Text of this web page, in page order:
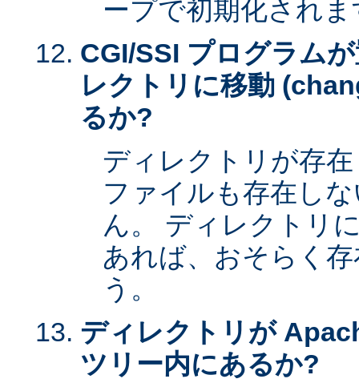
ープで初期化されま
CGI/SSI プログラム
レクトリに移動
るか?
ディレクトリが存
ファイルも存在し
ん。 ディレクトリ
あれば、おそらく
う。
ディレクトリが
ツリー内にあるか?